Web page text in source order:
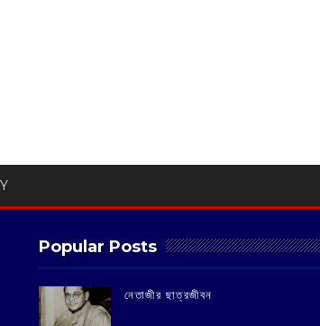
Popular Posts
‌নেতাজীর ছাত্রজীবন